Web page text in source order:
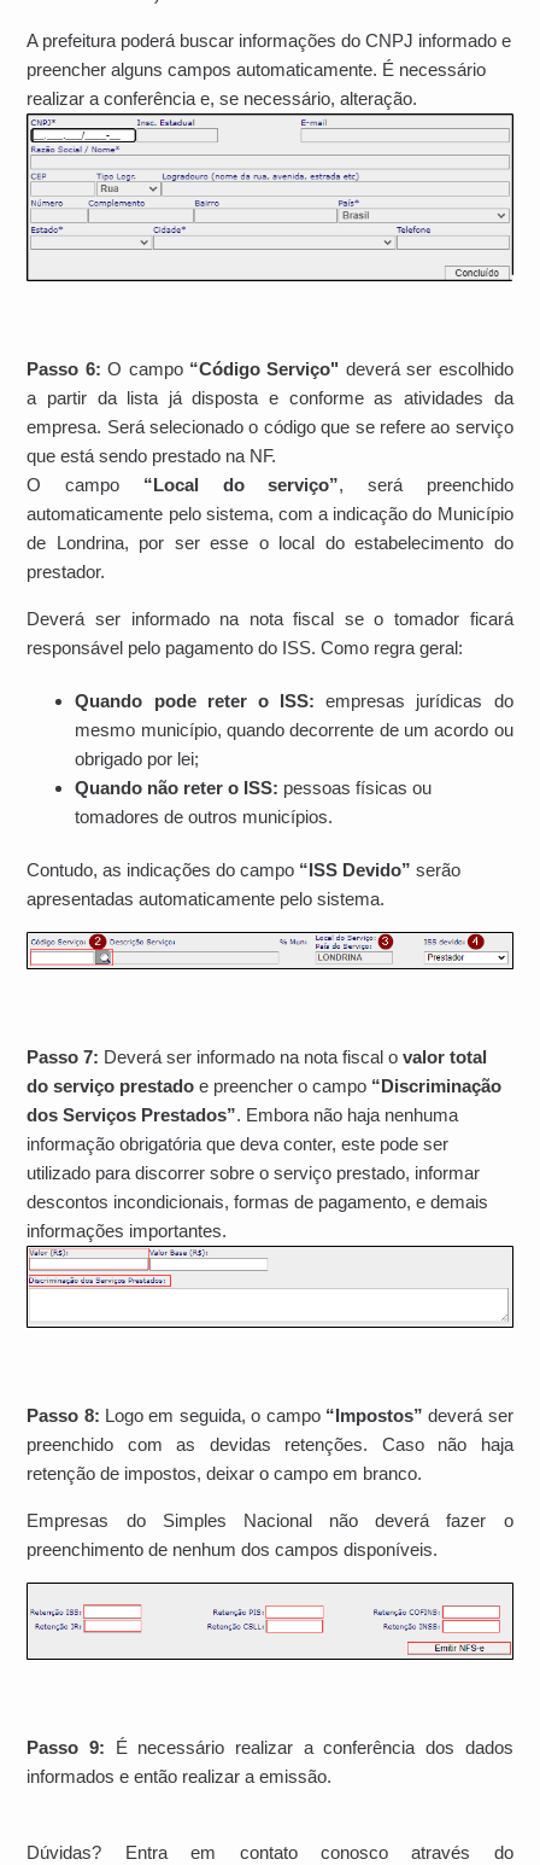
A prefeitura poderá buscar informações do CNPJ informado e
preencher alguns campos automaticamente. É necessário
realizar a conferência e, se necessário, alteração.
Passo 6: O campo “Código Serviço" deverá ser escolhido
a partir da lista já disposta e conforme as atividades da
empresa. Será selecionado o código que se refere ao serviço
que está sendo prestado na NF.
O campo “Local do serviço”, será preenchido
automaticamente pelo sistema, com a indicação do Município
de Londrina, por ser esse o local do estabelecimento do
prestador.
Deverá ser informado na nota fiscal se o tomador ficará
responsável pelo pagamento do ISS. Como regra geral:
Quando pode reter o ISS: empresas jurídicas do
mesmo município, quando decorrente de um acordo ou
obrigado por lei;
Quando não reter o ISS: pessoas físicas ou
tomadores de outros municípios.
Contudo, as indicações do campo “ISS Devido” serão
apresentadas automaticamente pelo sistema.
Passo 7: Deverá ser informado na nota fiscal o valor total
do serviço prestadoe preencher o campo “Discriminação
dos Serviços Prestados”. Embora não haja nenhuma
informação obrigatória que deva conter, este pode ser
utilizado para discorrer sobre o serviço prestado, informar
descontos incondicionais, formas de pagamento, e demais
informações importantes.
Passo 8: Logo em seguida, o campo “Impostos” deverá ser
preenchido com as devidas retenções. Caso não haja
retenção de impostos, deixar o campo em branco.
Empresas do Simples Nacional não deverá fazer o
preenchimento de nenhum dos campos disponíveis.
Passo 9: É necessário realizar a conferência dos dados
informados e então realizar a emissão.
Dúvidas? Entra em contato conosco através do